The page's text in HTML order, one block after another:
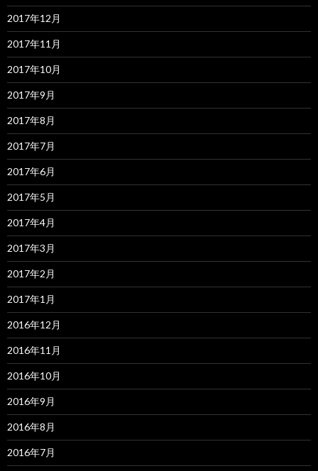
2017年12月
2017年11月
2017年10月
2017年9月
2017年8月
2017年7月
2017年6月
2017年5月
2017年4月
2017年3月
2017年2月
2017年1月
2016年12月
2016年11月
2016年10月
2016年9月
2016年8月
2016年7月